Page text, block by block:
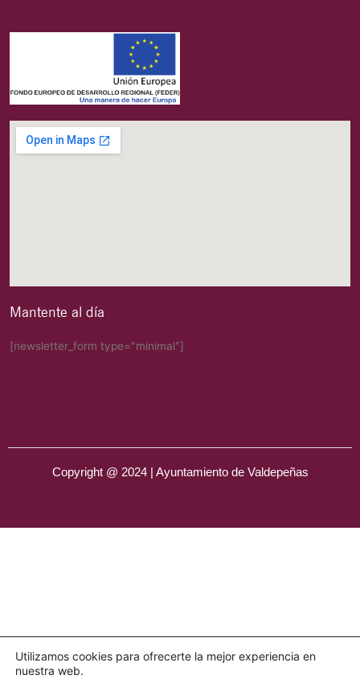
Mantente al día
[newsletter_form type="minimal"]
Copyright @ 2024 | Ayuntamiento de Valdepeñas
Utilizamos cookies para ofrecerte la mejor experiencia en
nuestra web.